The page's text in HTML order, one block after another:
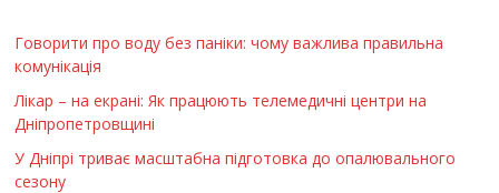
Говорити про воду без паніки: чому важлива правильна
комунікація
Лікар – на екрані: Як працюють телемедичні центри на
Дніпропетровщині
У Дніпрі триває масштабна підготовка до опалювального
сезону